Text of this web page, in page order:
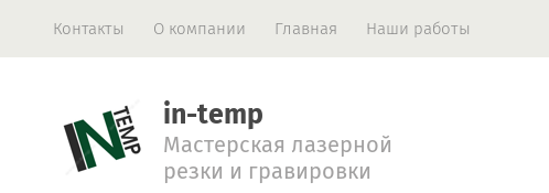
Контакты О компании Главная Наши работы
in-temp
Мастерская лазерной
резки и гравировки